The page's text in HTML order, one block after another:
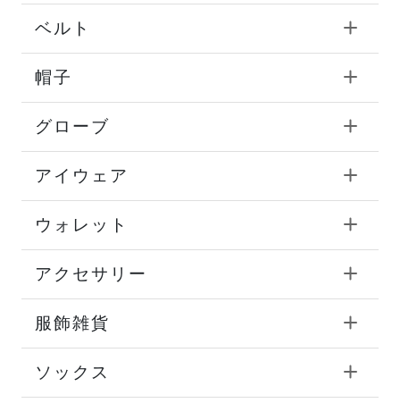
ベルト
帽子
グローブ
アイウェア
ウォレット
アクセサリー
服飾雑貨
ソックス